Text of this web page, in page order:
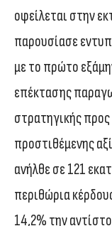
οφείλεται στην
παρουσίασε
με το πρώτο
επέκτασης
στρατηγικής
προστιθέμενης
ανήλθε σε 121
περιθώρια
14,2% την